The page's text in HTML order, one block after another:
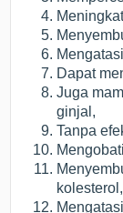
Dapat
Juga
ginjal,
Tanpa